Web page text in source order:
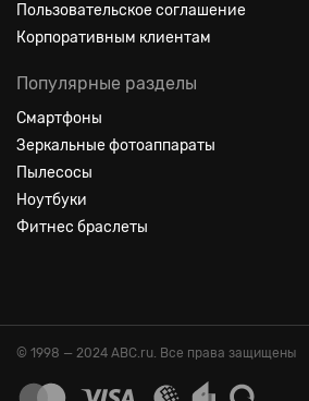
Пользовательское соглашение
Корпоративным клиентам
Популярные разделы
Смартфоны
Зеркальные фотоаппараты
Пылесосы
Ноутбуки
Фитнес браслеты
© 1998 — 2024 ABC.ru. Все права защищены